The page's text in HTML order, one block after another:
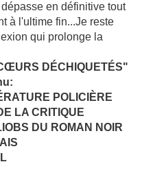
en définitive tout
à l'ultime fin...Je reste
qui prolonge la
DÉCHIQUETÉS"
POLICIÈRE
LA CRITIQUE
DU ROMAN NOIR